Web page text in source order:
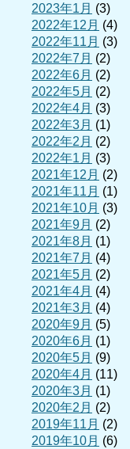
2023年1月 (3)
2022年12月 (4)
2022年11月 (3)
2022年7月 (2)
2022年6月 (2)
2022年5月 (2)
2022年4月 (3)
2022年3月 (1)
2022年2月 (2)
2022年1月 (3)
2021年12月 (2)
2021年11月 (1)
2021年10月 (3)
2021年9月 (2)
2021年8月 (1)
2021年7月 (4)
2021年5月 (2)
2021年4月 (4)
2021年3月 (4)
2020年9月 (5)
2020年6月 (1)
2020年5月 (9)
2020年4月 (11)
2020年3月 (1)
2020年2月 (2)
2019年11月 (2)
2019年10月 (6)